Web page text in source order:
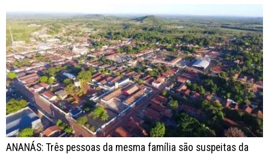
ANANÁS: Três pessoas da mesma família são suspeitas da